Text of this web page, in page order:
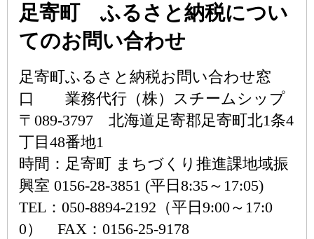
足寄町 ふるさと納税につい
てのお問い合わせ
足寄町ふるさと納税お問い合わせ窓
口 業務代行（株）スチームシップ
〒089-3797 北海道足寄郡足寄町北1条4
丁目48番地1
時間：足寄町 まちづくり推進課地域振
興室 0156-28-3851 (平日8:35～17:05)
TEL：050-8894-2192（平日9:00～17:0
0） FAX：0156-25-9178